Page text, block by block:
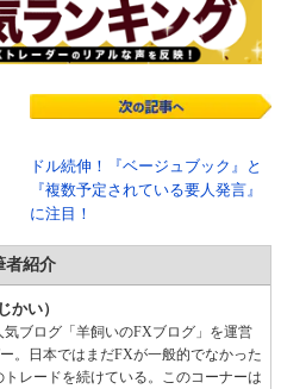
ドル続伸！『ベージュブック』と
『複数予定されている要人発言』
に注目！
者紹介
かい）
ブログ「羊飼いのFXブログ」を運営
。日本ではまだFXが一般的でなかった
トレードを続けている。このコーナーは